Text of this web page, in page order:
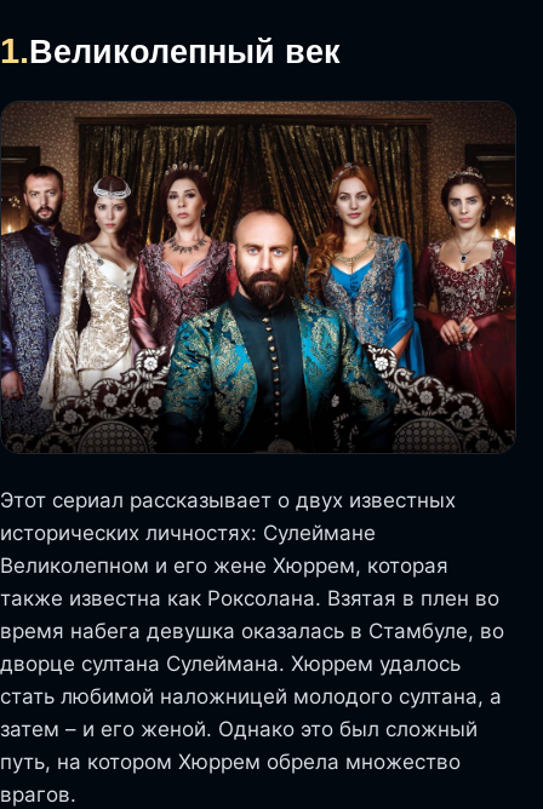
1.Великолепный век
Этот сериал рассказывает о двух известных
исторических личностях: Сулеймане
Великолепном и его жене Хюррем, которая
также известна как Роксолана. Взятая в плен во
время набега девушка оказалась в Стамбуле, во
дворце султана Сулеймана. Хюррем удалось
стать любимой наложницей молодого султана, а
затем – и его женой. Однако это был сложный
путь, на котором Хюррем обрела множество
врагов.